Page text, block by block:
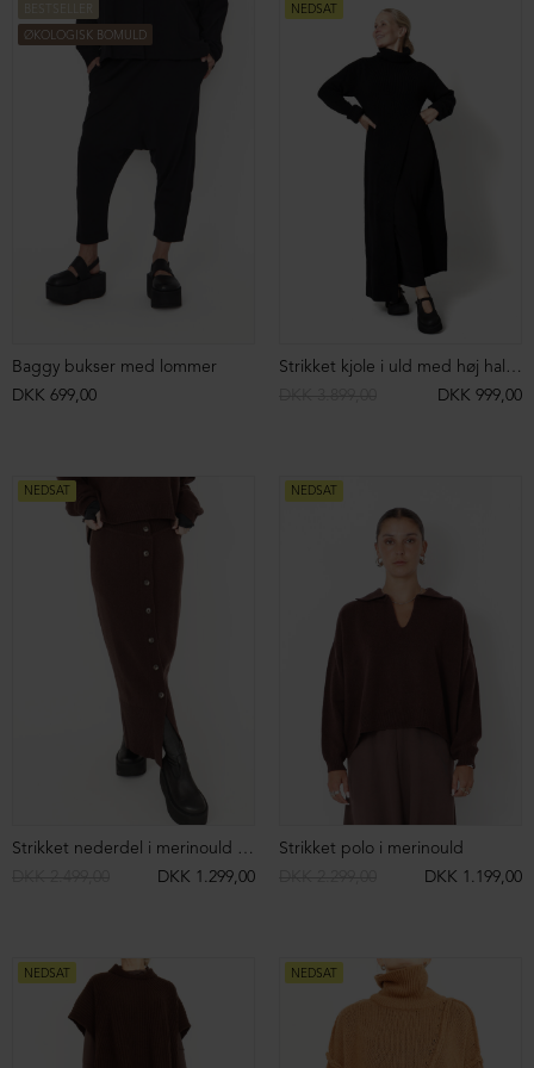
ØKOLOGISK BOMULD
Baggy bukser med lommer
DKK 699,00
NEDSAT
Strikket kjole i uld med høj hals og høj slids
DKK 999,00
NEDSAT
Strikket nederdel i merinould med knapper
DKK 1.299,00
NEDSAT
Strikket polo i merinould
DKK 1.199,00
NEDSAT NEDSAT